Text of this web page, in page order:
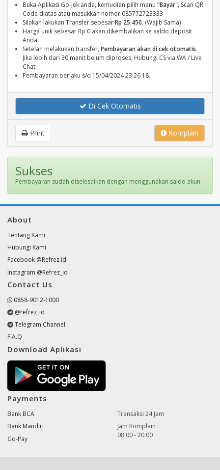
Buka Aplikasi Go-Jek anda, kemudian pilih menu "Bayar", Scan QR
Code diatas atau masukkan nomor 085772723333
Silakan lakukan Transfer sebesarRp 25.450. (Wajib Sama)
Harga unik sebesar Rp 0 akan dikembalikan ke saldo deposit
Anda.
Setelah melakukan transfer, Pembayaran akan di cek otomatis.
Jika lebih dari 30 menit belum diproses, Hubungi CS via WA / Live
Chat.
Pembayaran berlaku s/d 15/04/2024 23:26:18.
Di Cek Otomatis
Komplain
Print
Sukses
Pembayaran sudah diselesaikan dengan menggunakan saldo akun.
About
Tentang Kami
Hubungi Kami
Facebook @Refrez.id
Instagram @Refrez_id
Contact Us
0858-9012-1000
@refrez_id
Telegram Channel
F.A.Q
Download Aplikasi
Payments
Bank BCA
Bank Mandiri
Go-Pay
Transaksi 24 Jam
Jam Komplain :
08.00 - 20.00